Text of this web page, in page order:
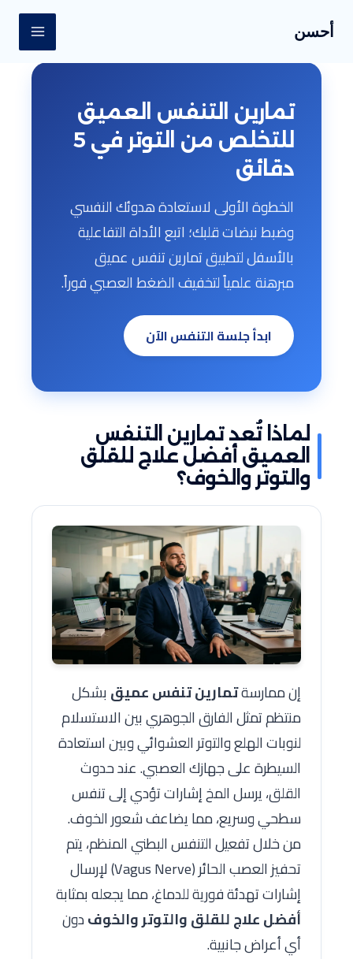
المحتوى
أحسن
تمارين التنفس العميق
للتخلص من التوتر في 5
دقائق
الخطوة الأولى لاستعادة هدوئك النفسي
وضبط نبضات قلبك؛ اتبع الأداة التفاعلية
بالأسفل لتطبيق تمارين تنفس عميق
مبرهنة علمياً لتخفيف الضغط العصبي فوراً.
ابدأ جلسة التنفس الآن
لماذا تُعد تمارين التنفس
العميق أفضل علاج للقلق
والتوتر والخوف؟
إن ممارسةتمارين تنفس عميق بشكل
منتظم تمثل الفارق الجوهري بين الاستسلام
لنوبات الهلع والتوتر العشوائي وبين استعادة
السيطرة على جهازك العصبي. عند حدوث
القلق، يرسل المخ إشارات تؤدي إلى تنفس
سطحي وسريع، مما يضاعف شعور الخوف.
من خلال تفعيل التنفس البطني المنظم، يتم
تحفيز العصب الحائر (Vagus Nerve) لإرسال
إشارات تهدئة فورية للدماغ، مما يجعله بمثابة
أفضل علاج للقلق والتوتر والخوفدون
أي أعراض جانبية.